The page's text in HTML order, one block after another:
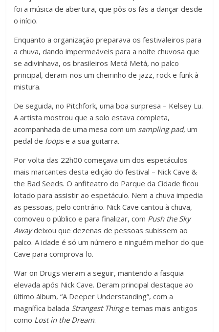
foi a música de abertura, que pôs os fãs a dançar desde
o início.
Enquanto a organização preparava os festivaleiros para
a chuva, dando impermeáveis para a noite chuvosa que
se adivinhava, os brasileiros Metá Metá, no palco
principal, deram-nos um cheirinho de jazz, rock e funk à
mistura.
De seguida, no Pitchfork, uma boa surpresa – Kelsey Lu.
A artista mostrou que a solo estava completa,
acompanhada de uma mesa com um sampling pad, um
pedal de loopse a sua guitarra.
Por volta das 22h00 começava um dos espetáculos
mais marcantes desta edição do festival – Nick Cave &
the Bad Seeds. O anfiteatro do Parque da Cidade ficou
lotado para assistir ao espetáculo. Nem a chuva impedia
as pessoas, pelo contrário. Nick Cave cantou à chuva,
comoveu o público e para finalizar, com Push the Sky
Awaydeixou que dezenas de pessoas subissem ao
palco. A idade é só um número e ninguém melhor do que
Cave para comprova-lo.
War on Drugs vieram a seguir, mantendo a fasquia
elevada após Nick Cave. Deram principal destaque ao
último álbum, “A Deeper Understanding”, com a
magnífica balada Strangest Thinge temas mais antigos
como Lost in the Dream.